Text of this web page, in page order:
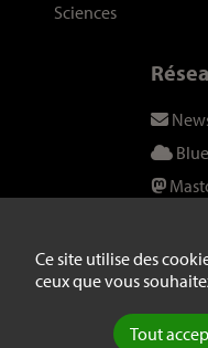
Ce site utilise des
ceux que vous
Tout
Sciences